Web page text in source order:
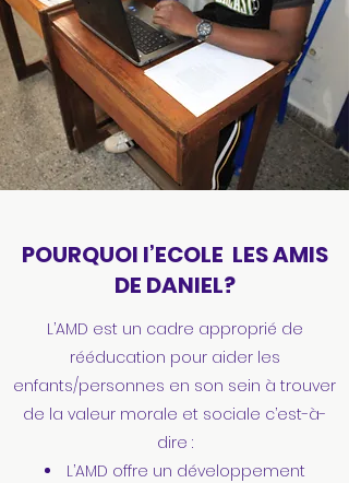
POURQUOI l’ECOLE LES AMIS
DE DANIEL?
L’AMD est un cadre approprié de
rééducation pour aider les
enfants/personnes en son sein à trouver
de la valeur morale et sociale c’est-à-
dire :
L’AMD offre un développement